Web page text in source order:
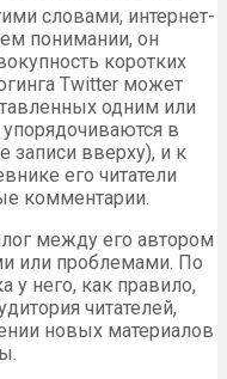
словами, интернет-
понимании, он
коротких
Twitter может
одним или
в
записи вверху), и к
его читатели
комментарии.
между его автором
или проблемами. По
у него, как правило,
читателей,
новых материалов